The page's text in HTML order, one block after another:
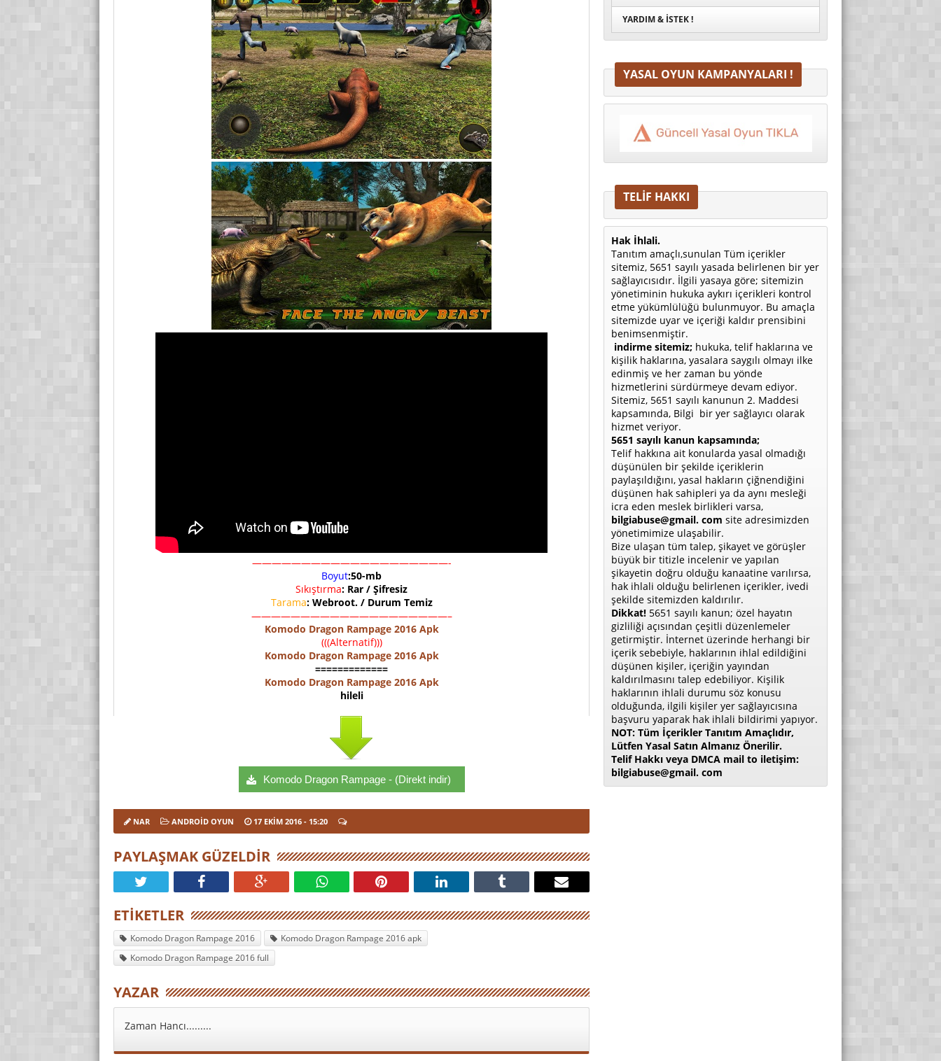
————————————————————-
Boyut:50-mb
Sıkıştırma: Rar / Şifresiz
Tarama: Webroot. / Durum Temiz
————————————————————–
Komodo Dragon Rampage 2016 Apk
(((Alternatif)))
Komodo Dragon Rampage 2016 Apk
=============
Komodo Dragon Rampage 2016 Apk
hileli
Komodo Dragon Rampage - (Direkt indir)
NAR ANDROID OYUN 17 EKIM 2016 - 15:20
PAYLAŞMAK GÜZELDIR
ETIKETLER
Komodo Dragon Rampage 2016
Komodo Dragon Rampage 2016 apk
Komodo Dragon Rampage 2016 full
YAZAR
Zaman Hancı.........
YARDIM & İSTEK !
YASAL OYUN KAMPANYALARI !
TELİF HAKKI
Hak İhlali.
Tanıtım amaçlı,sunulan Tüm içerikler
sitemiz, 5651 sayılı yasada belirlenen bir yer
sağlayıcısıdır. İlgili yasaya göre; sitemizin
yönetiminin hukuka aykırı içerikleri kontrol
etme yükümlülüğü bulunmuyor. Bu amaçla
sitemizde uyar ve içeriği kaldır prensibini
benimsenmiştir.
indirme sitemiz; hukuka, telif haklarına ve
kişilik haklarına, yasalara saygılı olmayı ilke
edinmiş ve her zaman bu yönde
hizmetlerini sürdürmeye devam ediyor.
Sitemiz, 5651 sayılı kanunun 2. Maddesi
kapsamında, Bilgi bir yer sağlayıcı olarak
hizmet veriyor.
5651 sayılı kanun kapsamında;
Telif hakkına ait konularda yasal olmadığı
düşünülen bir şekilde içeriklerin
paylaşıldığını, yasal hakların çiğnendiğini
düşünen hak sahipleri ya da aynı mesleği
icra eden meslek birlikleri varsa,
bilgiabuse@gmail. com site adresimizden
yönetimimize ulaşabilir.
Bize ulaşan tüm talep, şikayet ve görüşler
büyük bir titizle incelenir ve yapılan
şikayetin doğru olduğu kanaatine varılırsa,
hak ihlali olduğu belirlenen içerikler, ivedi
şekilde sitemizden kaldırılır.
Dikkat! 5651 sayılı kanun; özel hayatın
gizliliği açısından çeşitli düzenlemeler
getirmiştir. İnternet üzerinde herhangi bir
içerik sebebiyle, haklarının ihlal edildiğini
düşünen kişiler, içeriğin yayından
kaldırılmasını talep edebiliyor. Kişilik
haklarının ihlali durumu söz konusu
olduğunda, ilgili kişiler yer sağlayıcısına
başvuru yaparak hak ihlali bildirimi yapıyor.
NOT: Tüm İçerikler Tanıtım Amaçlıdır,
Lütfen Yasal Satın Almanız Önerilir.
Telif Hakkı veya DMCA mail to iletişim:
bilgiabuse@gmail. com